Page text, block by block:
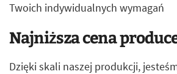
Twoich indywidualnych wymagań
Najniższa cena
Dzięki skali naszej produkcji,